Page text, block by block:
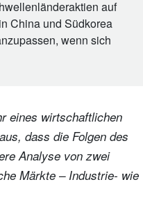
auf
China und Südkorea
wenn sich
eines wirtschaftlichen
dass die Folgen des
Analyse von zwei
Märkte – Industrie- wie